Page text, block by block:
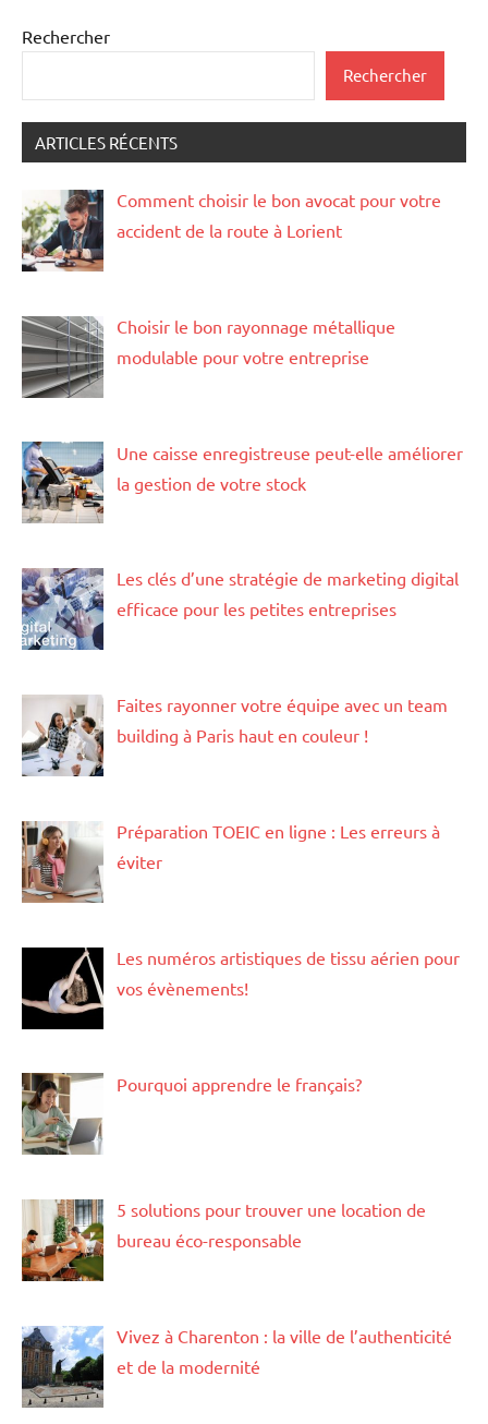
Rechercher
Rechercher
ARTICLES RÉCENTS
Comment choisir le bon avocat pour votre
accident de la route à Lorient
Choisir le bon rayonnage métallique
modulable pour votre entreprise
Une caisse enregistreuse peut-elle améliorer
la gestion de votre stock
Les clés d’une stratégie de marketing digital
efficace pour les petites entreprises
Faites rayonner votre équipe avec un team
building à Paris haut en couleur !
Préparation TOEIC en ligne : Les erreurs à
éviter
Les numéros artistiques de tissu aérien pour
vos évènements!
Pourquoi apprendre le français?
5 solutions pour trouver une location de
bureau éco-responsable
Vivez à Charenton : la ville de l’authenticité
et de la modernité